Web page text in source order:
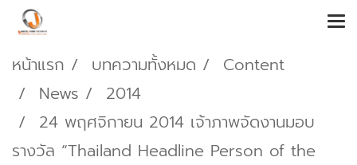
หน้าแรก บทความทั้งหมด
Content
News
2014
24 พฤศจิกายน 2014 เจ้าภาพจัดงานมอบ
รางวัล “Thailand Headline Person of the